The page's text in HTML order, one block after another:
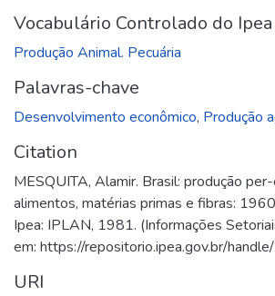
Vocabulário Controlado do Ipea
Produção Animal. Pecuária
Palavras-chave
Desenvolvimento econômico, Produção
Citation
MESQUITA, Alamir. Brasil: produção
alimentos, matérias primas e fibras:
Ipea: IPLAN, 1981. (Informações
em: https://repositorio.ipea.gov.br/
URI